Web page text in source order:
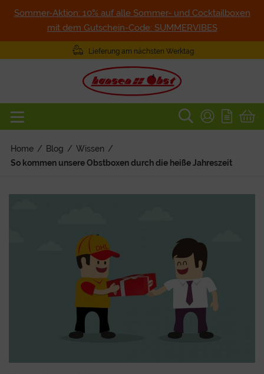
Sommer-Aktion: 10% auf alle Sommer- und Cocktailboxen
mit dem Gutschein-Code: SUMMERVIBES
Lieferung am nächsten Werktag
Home / Blog / Wissen /
So kommen unsere Obstboxen durch die heiße Jahreszeit